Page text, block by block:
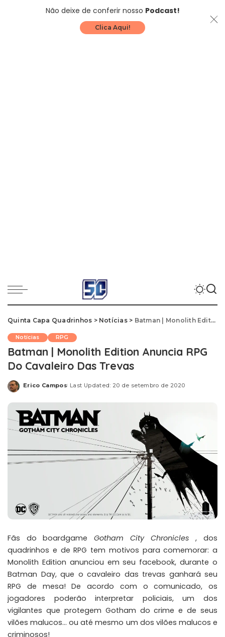
Não deixe de conferir nosso Podcast!
Clica Aqui!
Quinta Capa Quadrinhos > Notícias> Batman | Monolith Edition Anuncia RPG Do Cavaleiro Das Trevas
Notícias RPG
Batman | Monolith Edition Anuncia RPG
Do Cavaleiro Das Trevas
Posted
Erico Campos Last Updated: 20 de setembro de 2020
Fãs do boardgameGotham City Chronicles , dos
quadrinhos e de RPG tem motivos para comemorar: a
Monolith Edition anunciou em seu facebook, durante o
Batman Day, que o cavaleiro das trevas ganhará seu
RPG de mesa! De acordo com o comunicado, os
jogadores poderão interpretar policiais, um dos
vigilantes que protegem Gotham do crime e de seus
vilões malucos… ou até mesmo um dos vilões malucos e
criminosos!